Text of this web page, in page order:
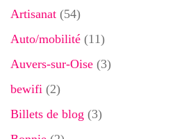
Artisanat (54)
Auto/mobilité (11)
Auvers-sur-Oise (3)
bewifi (2)
Billets de blog (3)